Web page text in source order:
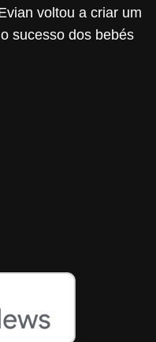
voltou a criar um
sucesso dos bebés